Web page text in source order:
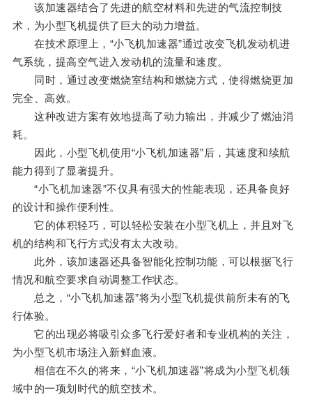
该加速器结合了先进的航空材料和先进的气流控制技
术，为小型飞机提供了巨大的动力增益。
在技术原理上，“小飞机加速器”通过改变飞机发动机进
气系统，提高空气进入发动机的流量和速度。
同时，通过改变燃烧室结构和燃烧方式，使得燃烧更加
完全、高效。
这种改进方案有效地提高了动力输出，并减少了燃油消
耗。
因此，小型飞机使用“小飞机加速器”后，其速度和续航
能力得到了显著提升。
“小飞机加速器”不仅具有强大的性能表现，还具备良好
的设计和操作便利性。
它的体积轻巧，可以轻松安装在小型飞机上，并且对飞
机的结构和飞行方式没有太大改动。
此外，该加速器还具备智能化控制功能，可以根据飞行
情况和航空要求自动调整工作状态。
总之，“小飞机加速器”将为小型飞机提供前所未有的飞
行体验。
它的出现必将吸引众多飞行爱好者和专业机构的关注，
为小型飞机市场注入新鲜血液。
相信在不久的将来，“小飞机加速器”将成为小型飞机领
域中的一项划时代的航空技术。